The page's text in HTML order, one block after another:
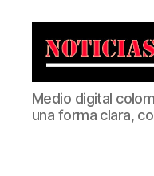
Noticias
y
Respuestas
Medio digital
una forma clara,